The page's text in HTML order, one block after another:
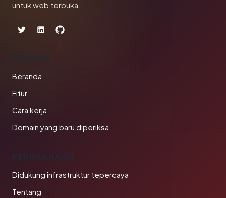
untuk web terbuka.
PRODUK
Beranda
Fitur
Cara kerja
Domain yang baru diperiksa
PERUSAHAAN
Didukung infrastruktur tepercaya
Tentang